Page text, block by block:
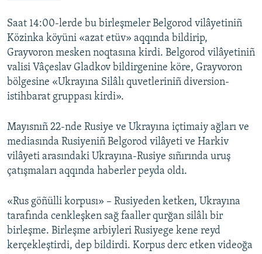
Saat 14:00-lerde bu birleşmeler Belgorod vilâyetiniñ
Közinka köyüni «azat etüv» aqqında bildirip,
Grayvoron mesken noqtasına kirdi. Belgorod vilâyetiniñ
valisi Vâçeslav Gladkov bildirgenine köre, Grayvoron
bölgesine «Ukrayına Silâlı quvetleriniñ diversion-
istihbarat gruppası kirdi».
Mayısnıñ 22-nde Rusiye ve Ukrayına içtimaiy ağları ve
mediasında Rusiyeniñ Belgorod vilâyeti ve Harkiv
vilâyeti arasındaki Ukrayına-Rusiye sıñırında uruş
çatışmaları aqqında haberler peyda oldı.
«Rus göñülli korpusı» – Rusiyeden ketken, Ukrayına
tarafında cenkleşken sağ faaller qurğan silâlı bir
birleşme. Birleşme arbiyleri Rusiyege kene reyd
kerçekleştirdi, dep bildirdi. Korpus derc etken videoğa